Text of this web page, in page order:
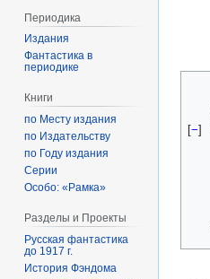
[−]
Периодика
Издания
Фантастика в
периодике
Книги
по Месту издания
по Издательству
по Году издания
Серии
Особо: «Рамка»
Разделы и Проекты
Русская фантастика
до 1917 г.
История Фэндома